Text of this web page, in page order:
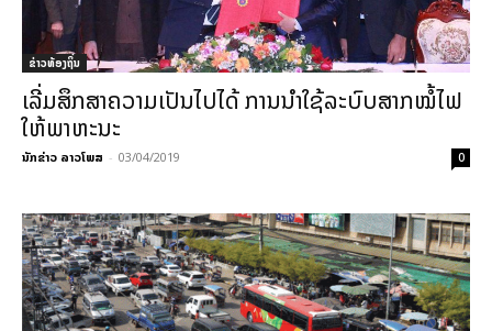
ຂ່າວທ້ອງຖິ່ນ
ເລີ່ມສຶກ​ສາ​ຄວາ​ມ​ເປັນ​ໄປ​ໄດ້ ​ການ​ນຳ​ໃຊ້​ລະ​ບົບ​ສາກ​ໝໍ້​ໄຟ​
ໃຫ້​ພາ​ຫະ​ນະ
ນັກຂ່າວ ລາວໂພສ - 03/04/2019 0